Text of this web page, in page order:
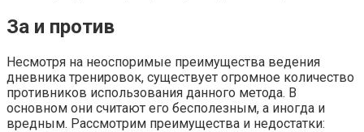
За и против
Несмотря на неоспоримые преимущества ведения
дневника тренировок, существует огромное количество
противников использования данного метода. В
основном они считают его бесполезным, а иногда и
вредным. Рассмотрим преимущества и недостатки: